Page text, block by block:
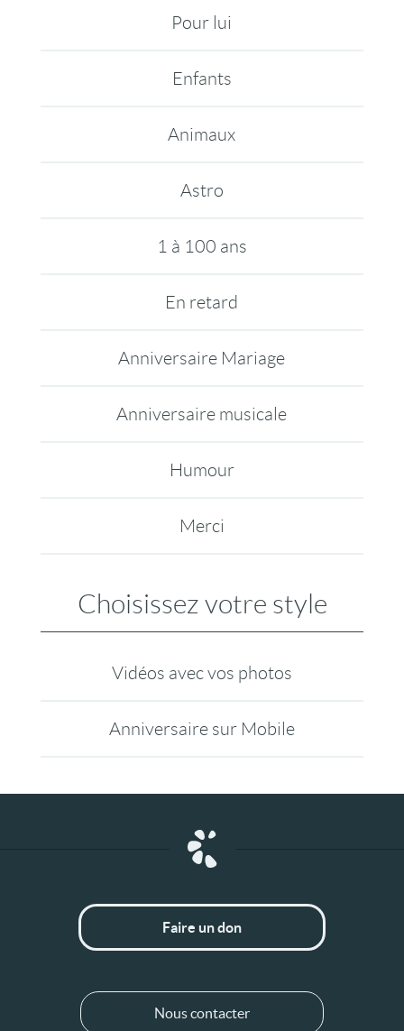
Pour lui
Enfants
Animaux
Astro
1 à 100 ans
En retard
Anniversaire Mariage
Anniversaire musicale
Humour
Merci
Choisissez votre style
Vidéos avec vos photos
Anniversaire sur Mobile
Faire un don
Nous contacter